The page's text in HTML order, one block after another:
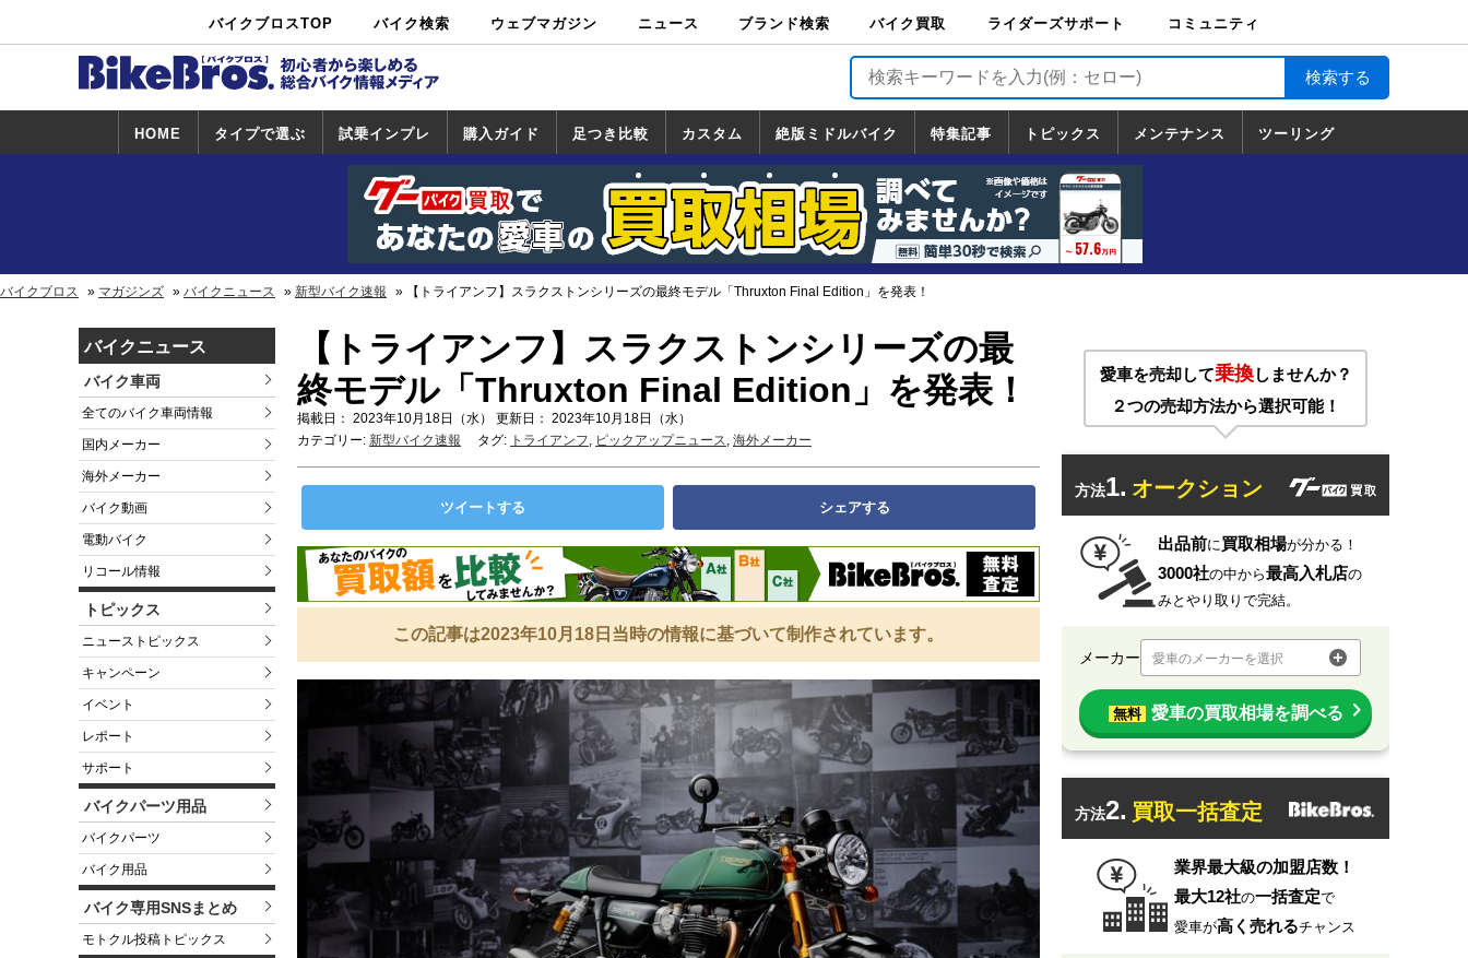
バイクブロスTOP バイク検索
中古バイ
ク・新車検
カタログ検
索
ショップ検
索
ウェブマガジン ニュース ブランド検索 バイク買取
バイク買取
ライダーズサポート
ライダーズサポート
TOP
バイク輸送
バイクガレージライ
フ
バイク車両保険
ロードサービス
バイク試乗
コミュニティ
HOME タイプで選ぶ 試乗インプレ
試乗インプレ
一覧
ホンダ
ヤマハ
スズキ
カワサキ
ハーレー
BMW
トライアンフ
ドゥカティ
購入ガイド
一覧
足つき比較 カスタム
カスタム
一覧
ホンダ
ヤマハ
スズキ
カワサキ
絶版ミドルバイク
絶版ミドルバイク
一覧
ホンダ
ヤマハ
スズキ
カワサキ
特集記事 トピックス
トピックス
一覧
ホンダ
ヤマハ
スズキ
カワサキ
ハーレーダ
ビッドソン
BMW
ドゥカティ
トライアン
フ
メンテナンス ツーリング
道の駅調査隊
ツーリング情報局
日本の道50選
国道めぐり
林道ツーリング
バイクブロス マガジンズ バイクニュース 新型バイク速報 【トライアンフ】スラクストンシリーズの最終モデル「Thruxton Final Edition」を発表！
バイクニュース
バイク車両
全てのバイク車両情報
国内メーカー
海外メーカー
バイク動画
電動バイク
リコール情報
トピックス
ニューストピックス
キャンペーン
イベント
レポート
サポート
バイクパーツ用品
バイクパーツ
バイク用品
バイク専用SNSまとめ
モトクル投稿トピックス
【トライアンフ】スラクストンシリーズの最
終モデル「Thruxton Final Edition」を発表！
掲載日： 2023年10月18日（水） 更新日： 2023年10月18日（水）
カテゴリー: 新型バイク速報 タグ: トライアンフ, ピックアップニュース, 海外メーカー
ツイートする シェアする
この記事は2023年10月18日当時の情報に基づいて制作されています。
愛車を売却して乗換しませんか？
２つの売却方法から選択可能！
方法1. オークション
出品前に買取相場が分かる！
3000社の中から最高入札店の
みとやり取りで完結。
メーカー 愛車のメーカーを選択
無料 愛車の買取相場を調べる
方法2. 買取一括査定
業界最大級の加盟店数！
最大12社の一括査定で
愛車が高く売れるチャンス